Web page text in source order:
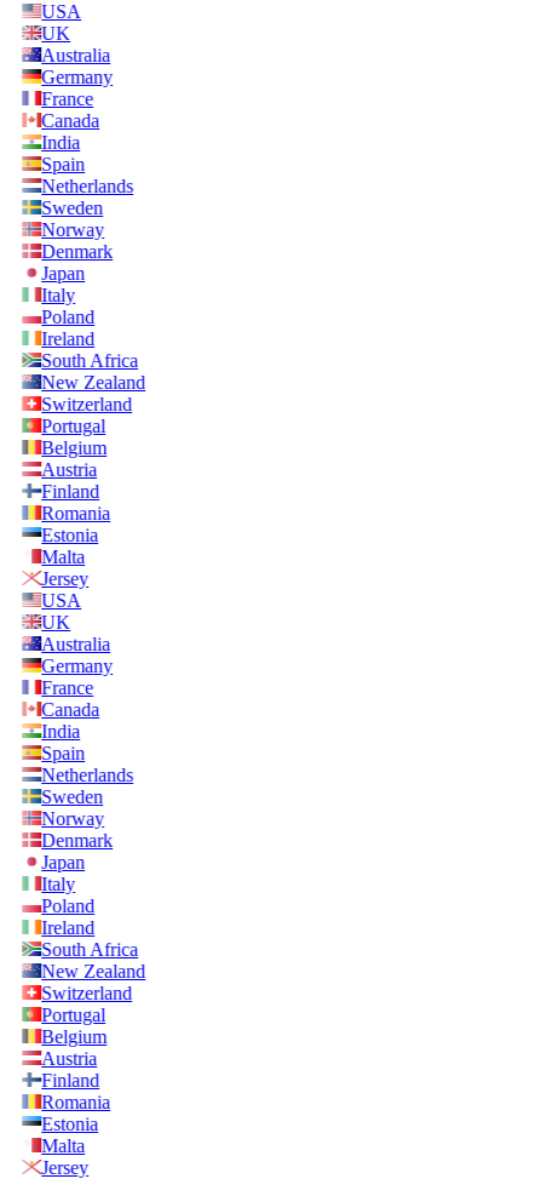
USA
UK
Australia
Germany
France
Canada
India
Spain
Netherlands
Sweden
Norway
Denmark
Japan
Italy
Poland
Ireland
South Africa
New Zealand
Switzerland
Portugal
Belgium
Austria
Finland
Romania
Estonia
Malta
Jersey
USA
UK
Australia
Germany
France
Canada
India
Spain
Netherlands
Sweden
Norway
Denmark
Japan
Italy
Poland
Ireland
South Africa
New Zealand
Switzerland
Portugal
Belgium
Austria
Finland
Romania
Estonia
Malta
Jersey